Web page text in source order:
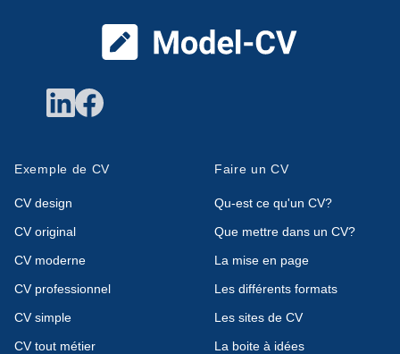
Exemple de CV
CV design
CV original
CV moderne
CV professionnel
CV simple
CV tout métier
Faire un CV
Qu-est ce qu'un CV?
Que mettre dans un CV?
La mise en page
Les différents formats
Les sites de CV
La boite à idées